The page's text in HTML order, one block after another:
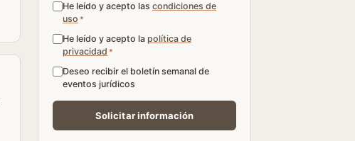
He leído y acepto las condiciones de
uso *
He leído y acepto la política de
privacidad *
Deseo recibir el boletín semanal de
eventos jurídicos